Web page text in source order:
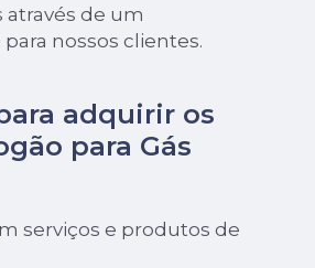
através de um
nossos clientes.
adquirir os
para Gás
serviços e produtos de